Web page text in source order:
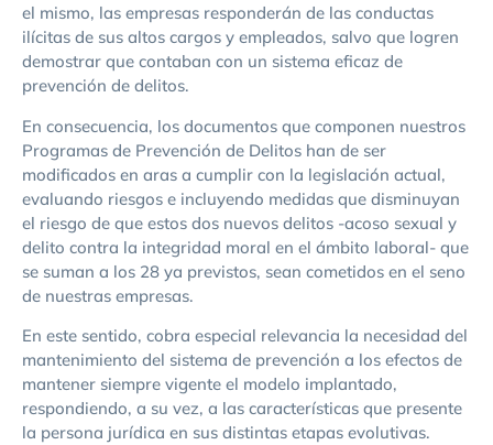
el mismo, las empresas responderán de las conductas
ilícitas de sus altos cargos y empleados, salvo que logren
demostrar que contaban con un sistema eficaz de
prevención de delitos.
En consecuencia, los documentos que componen nuestros
Programas de Prevención de Delitos han de ser
modificados en aras a cumplir con la legislación actual,
evaluando riesgos e incluyendo medidas que disminuyan
el riesgo de que estos dos nuevos delitos -acoso sexual y
delito contra la integridad moral en el ámbito laboral- que
se suman a los 28 ya previstos, sean cometidos en el seno
de nuestras empresas.
En este sentido, cobra especial relevancia la necesidad del
mantenimiento del sistema de prevención a los efectos de
mantener siempre vigente el modelo implantado,
respondiendo, a su vez, a las características que presente
la persona jurídica en sus distintas etapas evolutivas.